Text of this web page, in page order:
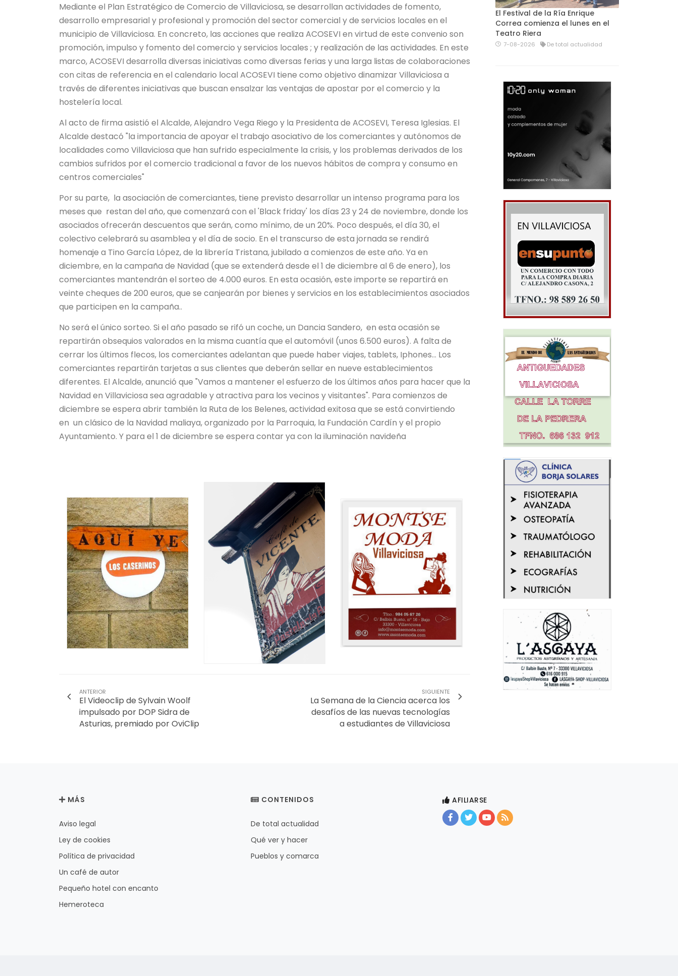
Mediante el Plan Estratégico de Comercio de Villaviciosa, se desarrollan actividades de fomento,
desarrollo empresarial y profesional y promoción del sector comercial y de servicios locales en el
municipio de Villaviciosa. En concreto, las acciones que realiza ACOSEVI en virtud de este convenio son
promoción, impulso y fomento del comercio y servicios locales ; y realización de las actividades. En este
marco, ACOSEVI desarrolla diversas iniciativas como diversas ferias y una larga listas de colaboraciones
con citas de referencia en el calendario local ACOSEVI tiene como objetivo dinamizar Villaviciosa a
través de diferentes iniciativas que buscan ensalzar las ventajas de apostar por el comercio y la
hostelería local.
Al acto de firma asistió el Alcalde, Alejandro Vega Riego y la Presidenta de ACOSEVI, Teresa Iglesias. El
Alcalde destacó "la importancia de apoyar el trabajo asociativo de los comerciantes y autónomos de
localidades como Villaviciosa que han sufrido especialmente la crisis, y los problemas derivados de los
cambios sufridos por el comercio tradicional a favor de los nuevos hábitos de compra y consumo en
centros comerciales"
Por su parte, la asociación de comerciantes, tiene previsto desarrollar un intenso programa para los
meses que restan del año, que comenzará con el 'Black friday' los días 23 y 24 de noviembre, donde los
asociados ofrecerán descuentos que serán, como mínimo, de un 20%. Poco después, el día 30, el
colectivo celebrará su asamblea y el día de socio. En el transcurso de esta jornada se rendirá
homenaje a Tino García López, de la librería Tristana, jubilado a comienzos de este año. Ya en
diciembre, en la campaña de Navidad (que se extenderá desde el 1 de diciembre al 6 de enero), los
comerciantes mantendrán el sorteo de 4.000 euros. En esta ocasión, este importe se repartirá en
veinte cheques de 200 euros, que se canjearán por bienes y servicios en los establecimientos asociados
que participen en la campaña..
No será el único sorteo. Si el año pasado se rifó un coche, un Dancia Sandero, en esta ocasión se
repartirán obsequios valorados en la misma cuantía que el automóvil (unos 6.500 euros). A falta de
cerrar los últimos flecos, los comerciantes adelantan que puede haber viajes, tablets, Iphones... Los
comerciantes repartirán tarjetas a sus clientes que deberán sellar en nueve establecimientos
diferentes. El Alcalde, anunció que "Vamos a mantener el esfuerzo de los últimos años para hacer que la
Navidad en Villaviciosa sea agradable y atractiva para los vecinos y visitantes". Para comienzos de
diciembre se espera abrir también la Ruta de los Belenes, actividad exitosa que se está convirtiendo
en un clásico de la Navidad maliaya, organizado por la Parroquia, la Fundación Cardín y el propio
Ayuntamiento. Y para el 1 de diciembre se espera contar ya con la iluminación navideña
ANTERIOR
El Videoclip de Sylvain Woolf
impulsado por DOP Sidra de
Asturias, premiado por OviClip
SIGUIENTE
La Semana de la Ciencia acerca los
desafíos de las nuevas tecnologías
a estudiantes de Villaviciosa
El Festival de la Ría Enrique
Correa comienza el lunes en el
Teatro Riera
7-08-2026 De total actualidad
MÁS
Aviso legal
Ley de cookies
Política de privacidad
Un café de autor
Pequeño hotel con encanto
Hemeroteca
CONTENIDOS
De total actualidad
Qué ver y hacer
Pueblos y comarca
AFILIARSE